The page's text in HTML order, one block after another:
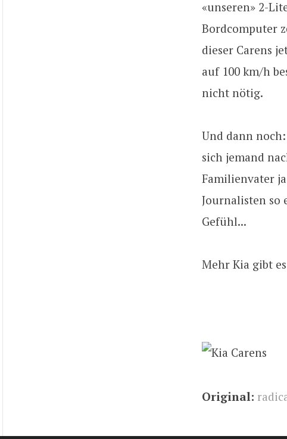
«unseren» 2-
Bordcomputer
dieser Carens
auf 100 km/h
nicht nötig.
Und dann
sich jemand
Familienvater
Journalisten so
Gefühl...
Mehr Kia gibt es
Original: